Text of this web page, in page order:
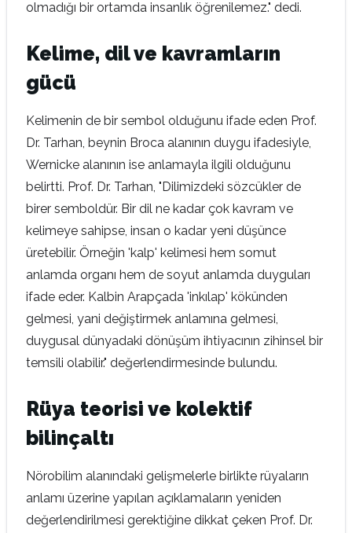
olmadığı bir ortamda insanlık öğrenilemez." dedi.
Kelime, dil ve kavramların
gücü
Kelimenin de bir sembol olduğunu ifade eden Prof.
Dr. Tarhan, beynin Broca alanının duygu ifadesiyle,
Wernicke alanının ise anlamayla ilgili olduğunu
belirtti. Prof. Dr. Tarhan, "Dilimizdeki sözcükler de
birer semboldür. Bir dil ne kadar çok kavram ve
kelimeye sahipse, insan o kadar yeni düşünce
üretebilir. Örneğin 'kalp' kelimesi hem somut
anlamda organı hem de soyut anlamda duyguları
ifade eder. Kalbin Arapçada 'inkılap' kökünden
gelmesi, yani değiştirmek anlamına gelmesi,
duygusal dünyadaki dönüşüm ihtiyacının zihinsel bir
temsili olabilir." değerlendirmesinde bulundu.
Rüya teorisi ve kolektif
bilinçaltı
Nörobilim alanındaki gelişmelerle birlikte rüyaların
anlamı üzerine yapılan açıklamaların yeniden
değerlendirilmesi gerektiğine dikkat çeken Prof. Dr.